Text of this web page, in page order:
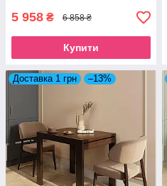
5 958 ₴ 6 858 ₴
Купити
Доставка 1 грн –13%